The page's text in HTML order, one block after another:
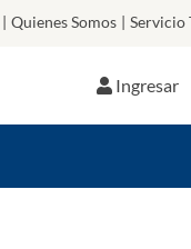
| Quienes Somos | Servicio
Ingresar